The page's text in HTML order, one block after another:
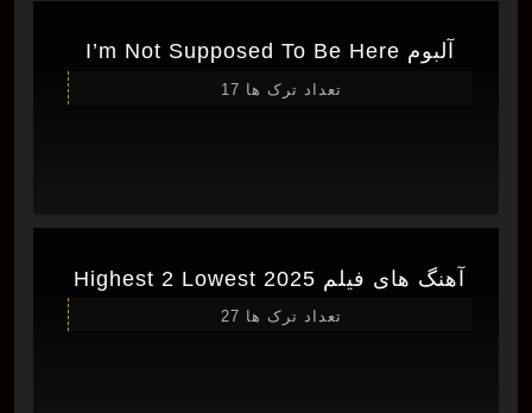
آلبوم I’m Not Supposed To Be Here
تعداد ترک ها 17
آهنگ های فیلم Highest 2 Lowest 2025
تعداد ترک ها 27